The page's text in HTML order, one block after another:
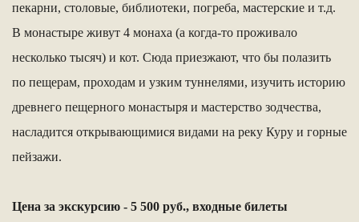
пекарни, столовые, библиотеки, погреба, мастерские и т.д.
В монастыре живут 4 монаха (а когда-то проживало
несколько тысяч) и кот. Сюда приезжают, что бы полазить
по пещерам, проходам и узким туннелями, изучить историю
древнего пещерного монастыря и мастерство зодчества,
насладится открывающимися видами на реку Куру и горные
пейзажи.
Цена за экскурсию - 5 500 руб., входные билеты